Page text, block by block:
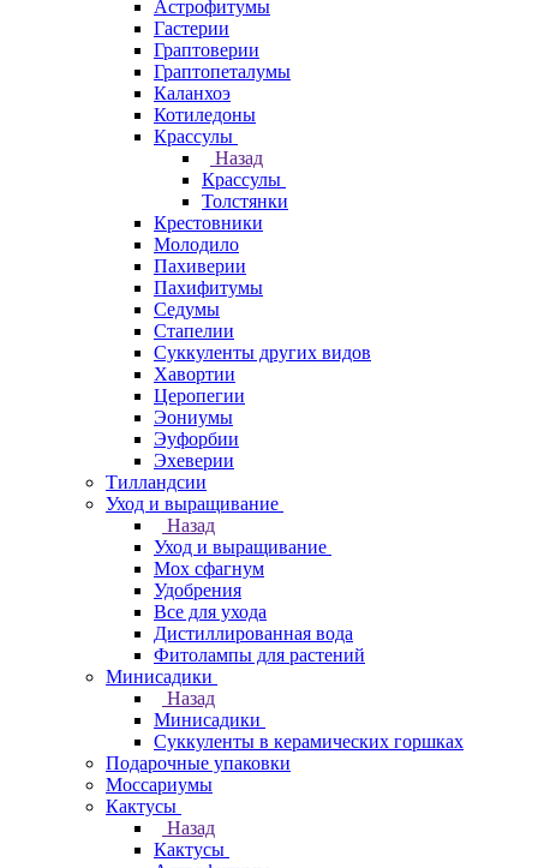
Астрофитумы
Гастерии
Граптоверии
Граптопеталумы
Каланхоэ
Котиледоны
Крассулы
Назад
Крассулы
Толстянки
Крестовники
Молодило
Пахиверии
Пахифитумы
Седумы
Стапелии
Суккуленты других видов
Хавортии
Церопегии
Эониумы
Эуфорбии
Эхеверии
Тилландсии
Уход и выращивание
Назад
Уход и выращивание
Мох сфагнум
Удобрения
Все для ухода
Дистиллированная вода
Фитолампы для растений
Минисадики
Назад
Минисадики
Суккуленты в керамических горшках
Подарочные упаковки
Моссариумы
Кактусы
Назад
Кактусы